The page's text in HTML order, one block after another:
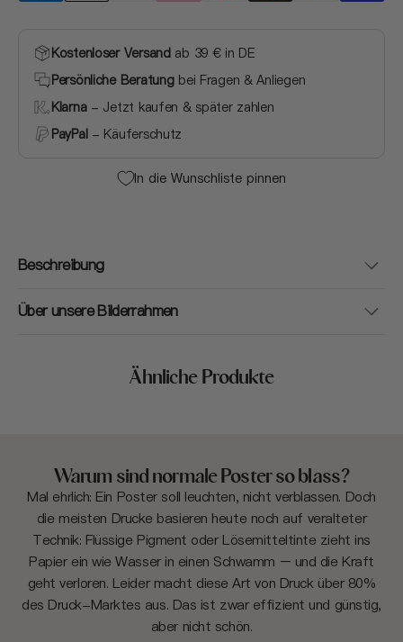
Kostenloser Versandab 39 € in DE
Persönliche Beratungbei Fragen & Anliegen
Klarna- Jetzt kaufen & später zahlen
PayPal- Käuferschutz
In die Wunschliste pinnen
Beschreibung
Über unsere Bilderrahmen
Ähnliche Produkte
Warum sind normale Poster so blass?
Mal ehrlich: Ein Poster soll leuchten, nicht verblassen. Doch
die meisten Drucke basieren heute noch auf veralteter
Technik: Flüssige Pigment oder Lösemitteltinte zieht ins
Papier ein wie Wasser in einen Schwamm – und die Kraft
geht verloren. Leider macht diese Art von Druck über 80%
des Druck-Marktes aus. Das ist zwar effizient und günstig,
aber nicht schön.